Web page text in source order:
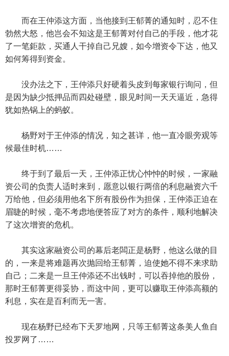
而在王仲添这方面，当他接到王郁菁的通知时，忍不住
勃然大怒，他岂会不知这是王郁菁对付自己的手段，他才花
了一笔鉅款，买通人干掉自己兄嫂，如今增资令下达，他又
如何筹得到资金。
没办法之下，王仲添只好硬着头皮到每家银行询问，但
是因为缺少抵押品而四处碰壁，眼见时间一天天逼近，急得
犹如热锅上的蚂蚁。
杨野对于王仲添的情况，知之甚详，他一直冷眼旁观等
候最佳时机……
终于到了最后一天，王仲添正忧心忡忡的时候，一家融
资公司的负责人适时来到，愿意以银行两倍的利息融资六千
万给他，但必须用他名下所有股份作为担保，王仲添正迫在
眉睫的时候，毫不考虑地便答应了对方的条件，顺利地解决
了这次增资的危机。
其实这家融资公司的幕后老闆正是杨野，他这么做的目
的，一来是将难题再次抛回给王郁菁，迫使她不得不来求助
自己；二来是一旦王仲添还不出钱时，可以吞掉他的股份，
那时王郁菁更得妥协，而这中间，更可以赚取王仲添高额的
利息，实在是百利而无一害。
现在杨野已经布下天罗地网，只等王郁菁这条美人鱼自
投罗网了……